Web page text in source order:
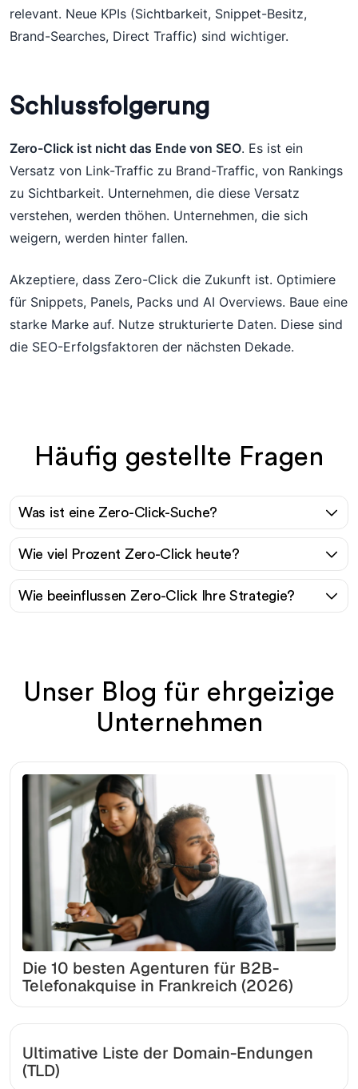
relevant. Neue KPIs (Sichtbarkeit, Snippet-Besitz,
Brand-Searches, Direct Traffic) sind wichtiger.
Schlussfolgerung
Zero-Click ist nicht das Ende von SEO. Es ist ein
Versatz von Link-Traffic zu Brand-Traffic, von Rankings
zu Sichtbarkeit. Unternehmen, die diese Versatz
verstehen, werden thöhen. Unternehmen, die sich
weigern, werden hinter fallen.
Akzeptiere, dass Zero-Click die Zukunft ist. Optimiere
für Snippets, Panels, Packs und AI Overviews. Baue eine
starke Marke auf. Nutze strukturierte Daten. Diese sind
die SEO-Erfolgsfaktoren der nächsten Dekade.
Häufig gestellte Fragen
Was ist eine Zero-Click-Suche?
Wie viel Prozent Zero-Click heute?
Wie beeinflussen Zero-Click Ihre Strategie?
Unser Blog für ehrgeizige
Unternehmen
Die 10 besten Agenturen für B2B-
Telefonakquise in Frankreich (2026)
Ultimative Liste der Domain-Endungen
(TLD)